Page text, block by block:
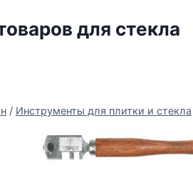
для стекла
/ Инструменты для плитки и стекла